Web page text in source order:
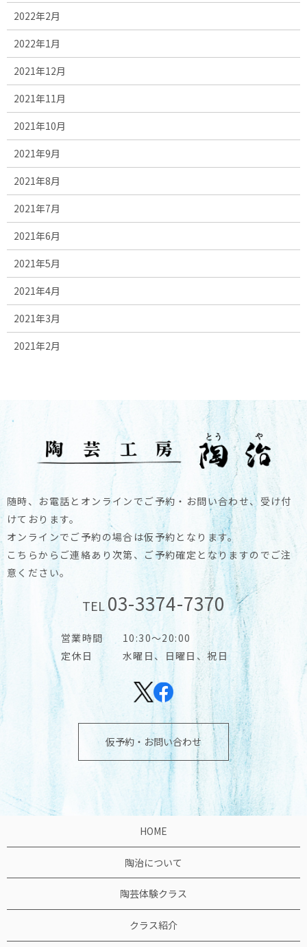
2022年2月
2022年1月
2021年12月
2021年11月
2021年10月
2021年9月
2021年8月
2021年7月
2021年6月
2021年5月
2021年4月
2021年3月
2021年2月
随時、お電話とオンラインでご予約・お問い合わせ、受け付
けております。
オンラインでご予約の場合は仮予約となります。
こちらからご連絡あり次第、ご予約確定となりますのでご注
意ください。
TEL03-3374-7370
営業時間
10:30～20:00
定休日
水曜日、日曜日、祝日
仮予約・お問い合わせ
HOME
陶治について
陶芸体験クラス
クラス紹介